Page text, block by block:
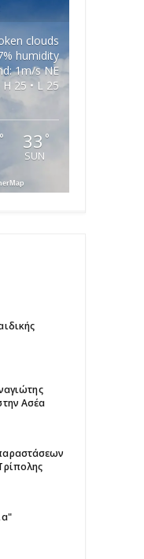
clouds
humidity
1m/s NE
H 25 • L 25
° 33 °
SUN
Ασέα